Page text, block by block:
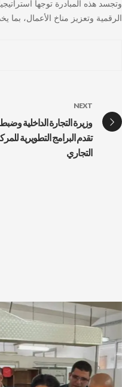
الرقمية وتعزيز مناخ الأعمال، بما
NEXT
وزيرة التجارة الداخلية
تقدم البرامج التطويرية
التجاري